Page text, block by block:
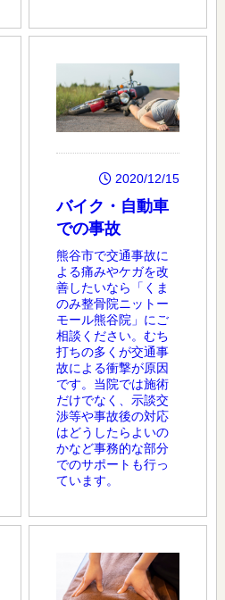
2020/12/15
バイク・自動車
での事故
熊谷市で交通事故に
よる痛みやケガを改
善したいなら「くま
のみ整骨院ニットー
モール熊谷院」にご
相談ください。むち
打ちの多くが交通事
故による衝撃が原因
です。当院では施術
だけでなく、示談交
渉等や事故後の対応
はどうしたらよいの
かなど事務的な部分
でのサポートも行っ
ています。